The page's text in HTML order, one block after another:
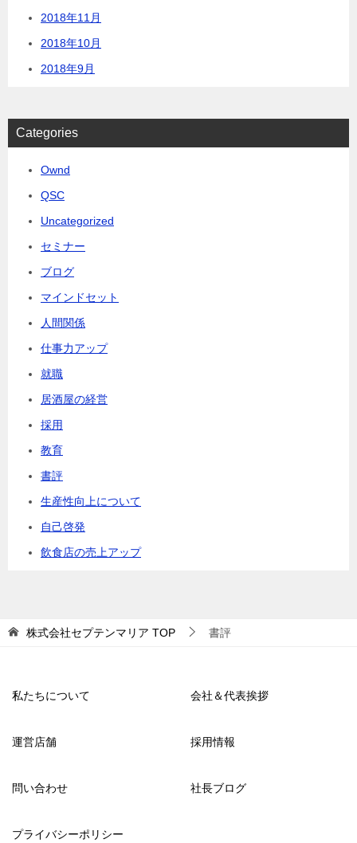
2018年11月
2018年10月
2018年9月
Categories
Ownd
QSC
Uncategorized
セミナー
ブログ
マインドセット
人間関係
仕事力アップ
就職
居酒屋の経営
採用
教育
書評
生産性向上について
自己啓発
飲食店の売上アップ
株式会社セプテンマリア TOP 書評
私たちについて 会社＆代表挨拶
運営店舗 採用情報
問い合わせ 社長ブログ
プライバシーポリシー